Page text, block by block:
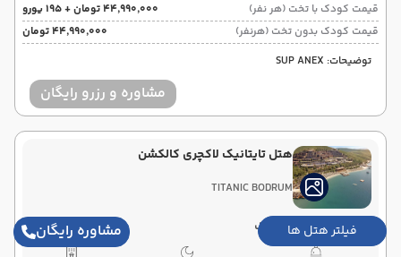
فیلتر هتل ها
قیمت کودک با تخت (هر نفر)
۴۴٬۹۹۰٬۰۰۰ تومان + ۱۹۵ یورو
قیمت کودک بدون تخت (هرنفر)
۴۴٬۹۹۰٬۰۰۰ تومان
توضیحات: SUP ANEX
مشاوره و رزرو رایگان
هتل تایتانیک لاکچری کالکشن
TITANIC BODRUM
بدروم, گورجینلیک مشاوره رایگان